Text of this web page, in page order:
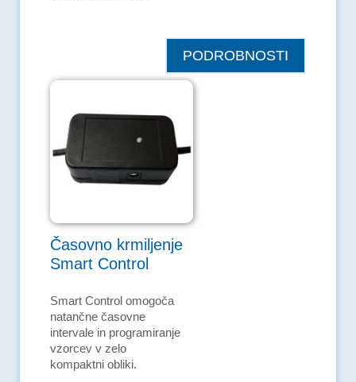
PODROBNOSTI
Časovno krmiljenje
Smart Control
Smart Control omogoča
natančne časovne
intervale in programiranje
vzorcev v zelo
kompaktni obliki.